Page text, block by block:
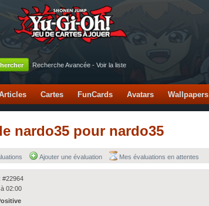
Recherche Avancée - Voir la liste
Cartes FunCards Avatars Wallpapers
nardo35 pour nardo35
Ajouter une évaluation Mes évaluations en attentes
#22964
02:00